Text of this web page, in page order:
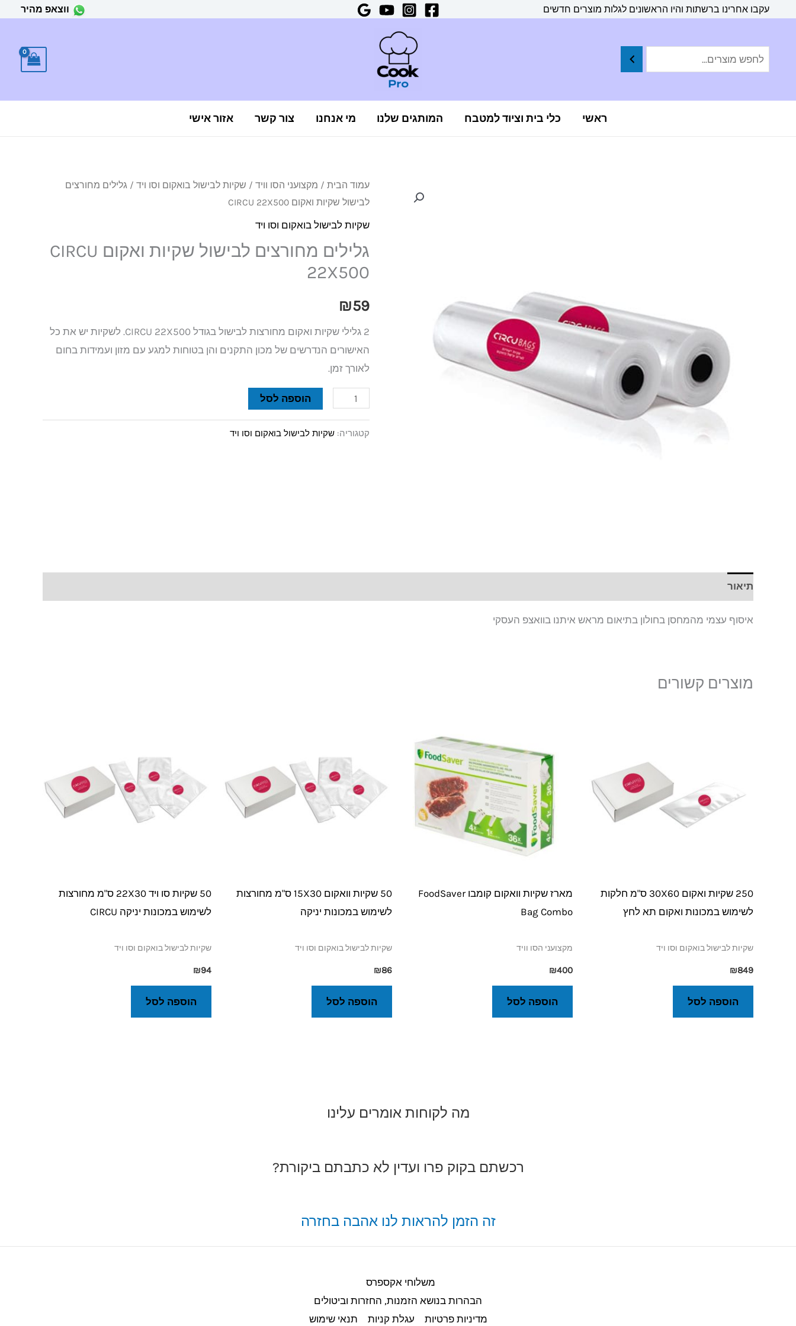
עקבו אחרינו ברשתות והיו הראשונים לגלות מוצרים חדשים ווצאפ מהיר
ראשי כלי בית וציוד למטבח המותגים שלנו מי אנחנו צור קשר אזור אישי
עמוד הבית / מקצועני הסו וויד / שקיות לבישול בואקום וסו ויד / גלילים מחורצים
לבישול שקיות ואקום CIRCU 22X500
שקיות לבישול בואקום וסו ויד
גלילים מחורצים לבישול שקיות ואקום CIRCU
22X500
₪59
2 גלילי שקיות ואקום מחורצות לבישול בגודל CIRCU 22X500. לשקיות יש את כל
האישורים הנדרשים של מכון התקנים והן בטוחות למגע עם מזון ועמידות בחום
לאורך זמן.
כמות
של
גלילים
מחורצים
לבישול
שקיות
CIRCU
22X500
הוספה לסל
קטגוריה: שקיות לבישול בואקום וסו ויד
תיאור
איסוף עצמי מהמחסן בחולון בתיאום מראש איתנו בוואצפ העסקי
מוצרים קשורים
250 שקיות ואקום 30X60 ס"מ חלקות
לשימוש במכונות ואקום תא לחץ
שקיות לבישול בואקום וסו ויד
₪849
הוספה לסל
מארז שקיות וואקום קומבו FoodSaver
Bag Combo
מקצועני הסו וויד
₪400
הוספה לסל
50 שקיות וואקום 15X30 ס"מ מחורצות
לשימוש במכונות יניקה
שקיות לבישול בואקום וסו ויד
₪86
הוספה לסל
50 שקיות סו ויד 22X30 ס"מ מחורצות
לשימוש במכונות יניקה CIRCU
שקיות לבישול בואקום וסו ויד
₪94
הוספה לסל
מה לקוחות אומרים עלינו
רכשתם בקוק פרו ועדין לא כתבתם ביקורת?
זה הזמן להראות לנו אהבה בחזרה
משלוחי אקספרס
הבהרות בנושא הזמנות, החזרות וביטולים​
מדיניות פרטיות
עגלת קניות תנאי שימוש